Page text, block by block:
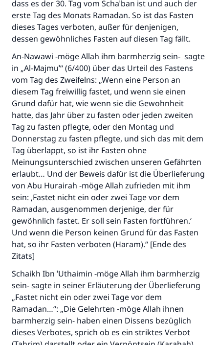
dass es der 30. Tag vom Schaˈban ist und auch der
erste Tag des Monats Ramadan. So ist das Fasten
dieses Tages verboten, außer für denjenigen,
dessen gewöhnliches Fasten auf diesen Tag fällt.
An-Nawawi -möge Allah ihm barmherzig sein- sagte
in „Al-Majmuˈ“ (6/400) über das Urteil des Fastens
vom Tag des Zweifelns: „Wenn eine Person an
diesem Tag freiwillig fastet, und wenn sie einen
Grund dafür hat, wie wenn sie die Gewohnheit
hatte, das Jahr über zu fasten oder jeden zweiten
Tag zu fasten pflegte, oder den Montag und
Donnerstag zu fasten pflegte, und sich das mit dem
Tag überlappt, so ist ihr Fasten ohne
Meinungsunterschied zwischen unseren Gefährten
erlaubt… Und der Beweis dafür ist die Überlieferung
von Abu Hurairah -möge Allah zufrieden mit ihm
sein: ‚Fastet nicht ein oder zwei Tage vor dem
Ramadan, ausgenommen derjenige, der für
gewöhnlich fastet. Er soll sein Fasten fortführen.‘
Und wenn die Person keinen Grund für das Fasten
hat, so ihr Fasten verboten (Haram).“ [Ende des
Zitats]
Schaikh Ibn ˈUthaimin -möge Allah ihm barmherzig
sein- sagte in seiner Erläuterung der Überlieferung
„Fastet nicht ein oder zwei Tage vor dem
Ramadan…“: „Die Gelehrten -möge Allah ihnen
barmherzig sein- haben einen Dissens bezüglich
dieses Verbotes, sprich ob es ein striktes Verbot
Unterstütze die Arbeit von Islam Q&A
Der Prophet -Allahs Segen und Frieden auf
ihm- sagte:
"Wer zum Guten aufruft, hat den Lohn
desjenigen, der sie durchführt."
(MUSLIM 1893)
Beitrag dazu